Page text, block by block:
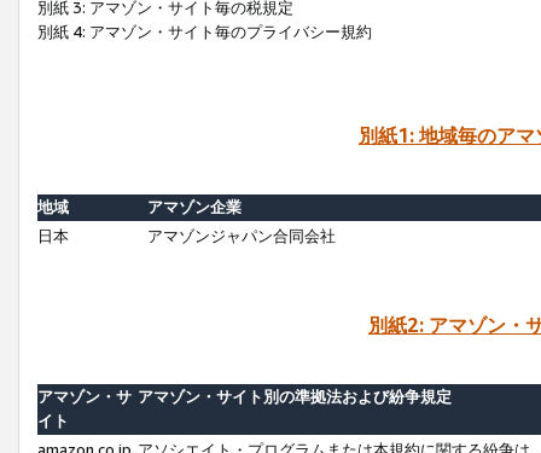
別紙 3: アマゾン・サイト毎の税規定
別紙 4: アマゾン・サイト毎のプライバシー規約
別紙1: 地域毎のア
地域
アマゾン企業
日本
アマゾンジャパン合同会社
別紙2: アマゾン・
アマゾン・サ
イト
アマゾン・サイト別の準拠法および紛争規定